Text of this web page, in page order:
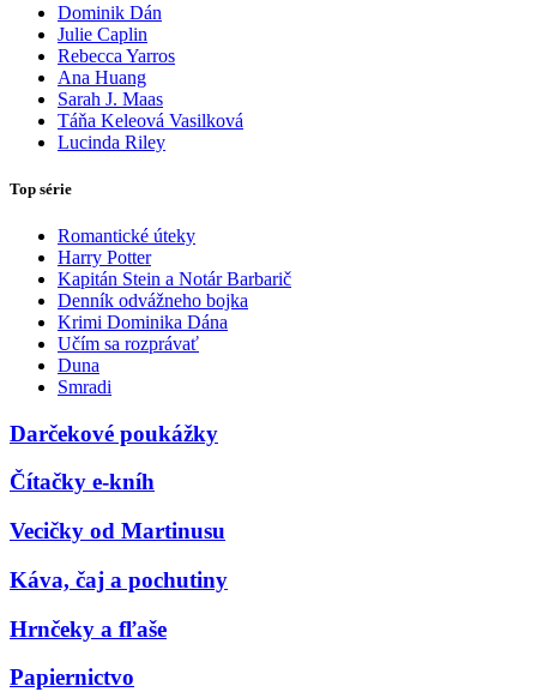
Dominik Dán
Julie Caplin
Rebecca Yarros
Ana Huang
Sarah J. Maas
Táňa Keleová Vasilková
Lucinda Riley
Top série
Romantické úteky
Harry Potter
Kapitán Stein a Notár Barbarič
Denník odvážneho bojka
Krimi Dominika Dána
Učím sa rozprávať
Duna
Smradi
Darčekové poukážky
Čítačky e-kníh
Vecičky od Martinusu
Káva, čaj a pochutiny
Hrnčeky a fľaše
Papiernictvo